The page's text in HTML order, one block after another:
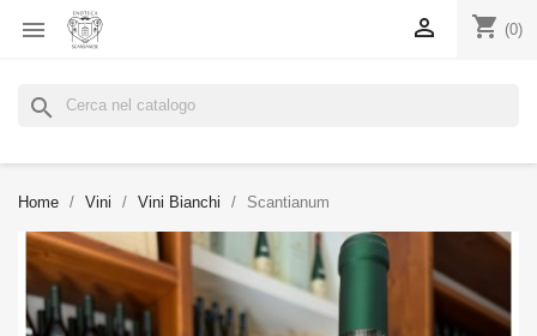
 shopping_cart (0)

search
Home Vini Vini Bianchi Scantianum